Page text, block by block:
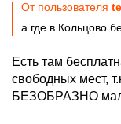
От пользователя
а где в Кольцово
Есть там
свободных мест,
БЕЗОБРАЗНО